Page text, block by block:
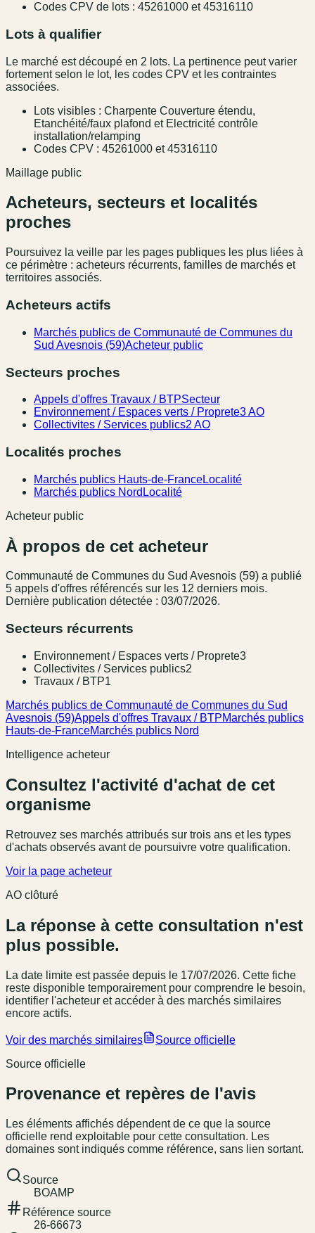
Codes CPV de lots : 45261000 et 45316110
Lots à qualifier
Le marché est découpé en 2 lots. La pertinence peut varier
fortement selon le lot, les codes CPV et les contraintes
associées.
Lots visibles : Charpente Couverture étendu,
Etanchéité/faux plafond et Electricité contrôle
installation/relamping
Codes CPV : 45261000 et 45316110
Maillage public
Acheteurs, secteurs et localités
proches
Poursuivez la veille par les pages publiques les plus liées à
ce périmètre : acheteurs récurrents, familles de marchés et
territoires associés.
Acheteurs actifs
Marchés publics de Communauté de Communes du
Sud Avesnois (59)Acheteur public
Secteurs proches
Appels d'offres Travaux / BTPSecteur
Environnement / Espaces verts / Proprete3 AO
Collectivites / Services publics2 AO
Localités proches
Marchés publics Hauts-de-FranceLocalité
Marchés publics Nord Localité
Acheteur public
À propos de cet acheteur
Communauté de Communes du Sud Avesnois (59) a publié
5 appel s d'offres référencés sur les 12 derniers mois.
Dernière publication détectée : 03/07/2026.
Secteurs récurrents
Environnement / Espaces verts / Proprete3
Collectivites / Services publics2
Travaux / BTP1
Marchés publics de Communauté de Communes du Sud
Avesnois (59)Appels d'offres Travaux / BTPMarchés publics
Hauts-de-FranceMarchés publics Nord
Intelligence acheteur
Consultez l'activité d'achat de cet
organisme
Retrouvez ses marchés attribués sur trois ans et les types
d'achats observés avant de poursuivre votre qualification.
Voir la page acheteur
AO clôturé
La réponse à cette consultation n'est
plus possible.
La date limite est passée depuis le 17/07/2026. Cette fiche
reste disponible temporairement pour comprendre le besoin,
identifier l'acheteur et accéder à des marchés similaires
encore actifs.
Voir des marchés similaires
Source officielle
Source officielle
Provenance et repères de l'avis
Les éléments affichés dépendent de ce que la source
officielle rend exploitable pour cette consultation. Les
domaines sont indiqués comme référence, sans lien sortant.
Source
BOAMP
Référence source
26-66673